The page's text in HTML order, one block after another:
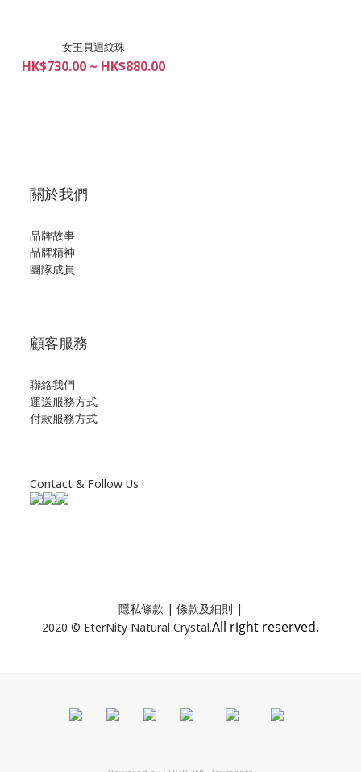
女王貝迴紋珠
HK$730.00 ~ HK$880.00
關於我們
品牌故事
品牌精神
團隊成員
顧客服務
聯絡我們
運送服務方式
付款服務方式
Contact & Follow Us !
隱私條款 | 條款及細則 |
2020 © EterNity Natural Crystal.All right reserved.